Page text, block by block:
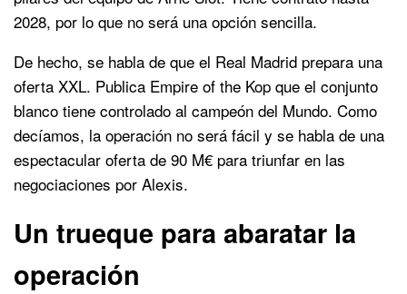
2028, por lo que no será una opción sencilla.
De hecho, se habla de que el Real Madrid prepara una
oferta XXL. Publica Empire of the Kop que el conjunto
blanco tiene controlado al campeón del Mundo. Como
decíamos, la operación no será fácil y se habla de una
espectacular oferta de 90 M€ para triunfar en las
negociaciones por Alexis.
Un trueque para abaratar la
operación